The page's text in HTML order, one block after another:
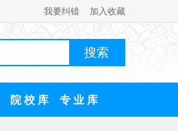
我要纠错 加入收藏
院 校 库 专 业 库